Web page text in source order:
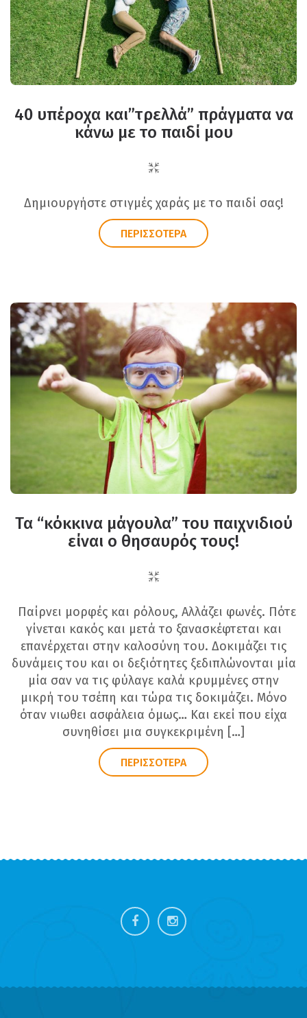
40 υπέροχα και”τρελλά” πράγματα να
κάνω με το παιδί μου
Δημιουργήστε στιγμές χαράς με το παιδί σας!
ΠΕΡΙΣΣΟΤΕΡΑ
Τα “κόκκινα μάγουλα” του παιχνιδιού
είναι ο θησαυρός τους!
Παίρνει μορφές και ρόλους, Αλλάζει φωνές. Πότε
γίνεται κακός και μετά το ξανασκέφτεται και
επανέρχεται στην καλοσύνη του. Δοκιμάζει τις
δυνάμεις του και οι δεξιότητες ξεδιπλώνονται μία
μία σαν να τις φύλαγε καλά κρυμμένες στην
μικρή του τσέπη και τώρα τις δοκιμάζει. Μόνο
όταν νιωθει ασφάλεια όμως… Και εκεί που είχα
συνηθίσει μια συγκεκριμένη […]
ΠΕΡΙΣΣΟΤΕΡΑ
FOOTER